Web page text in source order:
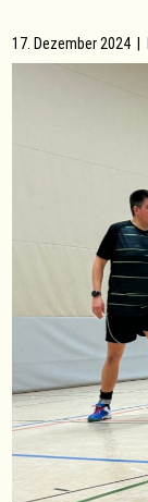
17. Dezember 2024